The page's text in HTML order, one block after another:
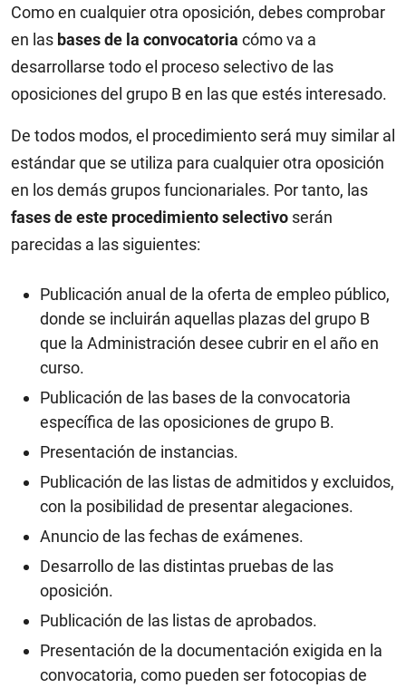
Como en cualquier otra oposición, debes comprobar
en las bases de la convocatoria cómo va a
desarrollarse todo el proceso selectivo de las
oposiciones del grupo B en las que estés interesado.
De todos modos, el procedimiento será muy similar al
estándar que se utiliza para cualquier otra oposición
en los demás grupos funcionariales. Por tanto, las
fases de este procedimiento selectivo serán
parecidas a las siguientes:
Publicación anual de la oferta de empleo público,
donde se incluirán aquellas plazas del grupo B
que la Administración desee cubrir en el año en
curso.
Publicación de las bases de la convocatoria
específica de las oposiciones de grupo B.
Presentación de instancias.
Publicación de las listas de admitidos y excluidos,
con la posibilidad de presentar alegaciones.
Anuncio de las fechas de exámenes.
Desarrollo de las distintas pruebas de las
oposición.
Publicación de las listas de aprobados.
Presentación de la documentación exigida en la
convocatoria, como pueden ser fotocopias de